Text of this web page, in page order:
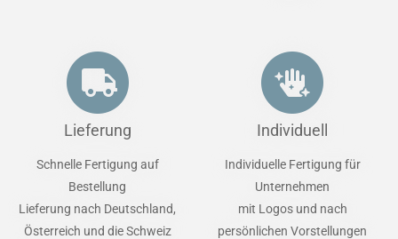
Lieferung
Schnelle Fertigung auf
Bestellung
Lieferung nach Deutschland,
Österreich und die Schweiz
Individuell
Individuelle Fertigung für
Unternehmen
mit Logos und nach
persönlichen Vorstellungen